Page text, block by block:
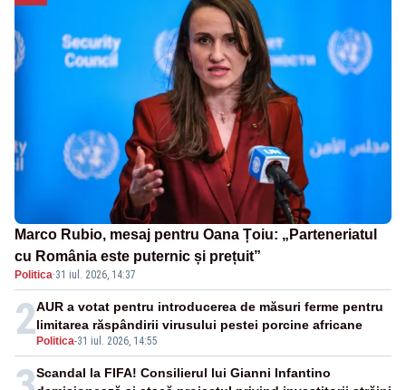
Marco Rubio, mesaj pentru Oana Țoiu: „Parteneriatul
cu România este puternic și prețuit”
Politica·31 iul. 2026, 14:37
2 Politica-31 iul. 2026, 14:55
AUR a votat pentru introducerea de măsuri ferme pentru
limitarea răspândirii virusului pestei porcine africane
Scandal la FIFA! Consilierul lui Gianni Infantino